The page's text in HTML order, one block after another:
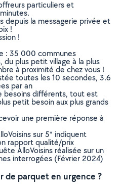
particuliers et
depuis la messagerie privée et
!
!
: 35 000 communes
du plus petit village à la plus
à proximité de chez vous !
toutes les 10 secondes, 3.6
par an
besoins différents, tout est
petit besoin aux plus grands
une première réponse à
sur 5* indiquent
rapport qualité/prix
AlloVoisins réalisée sur un
interrogées (Février 2024)
de parquet en urgence ?